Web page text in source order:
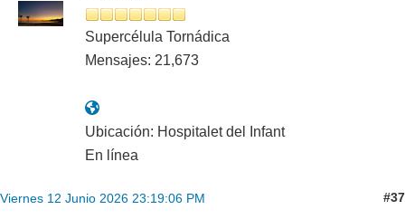
Supercélula Tornádica
Mensajes: 21,673
Ubicación: Hospitalet del Infant
En línea
Viernes 12 Junio 2026 23:19:06 PM #37